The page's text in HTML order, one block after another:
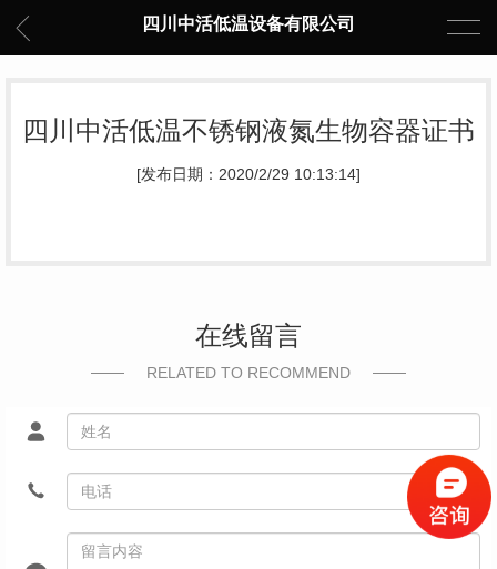
四川中活低温设备有限公司
四川中活低温不锈钢液氮生物容器证书
[发布日期：2020/2/29 10:13:14]
在线留言
RELATED TO RECOMMEND